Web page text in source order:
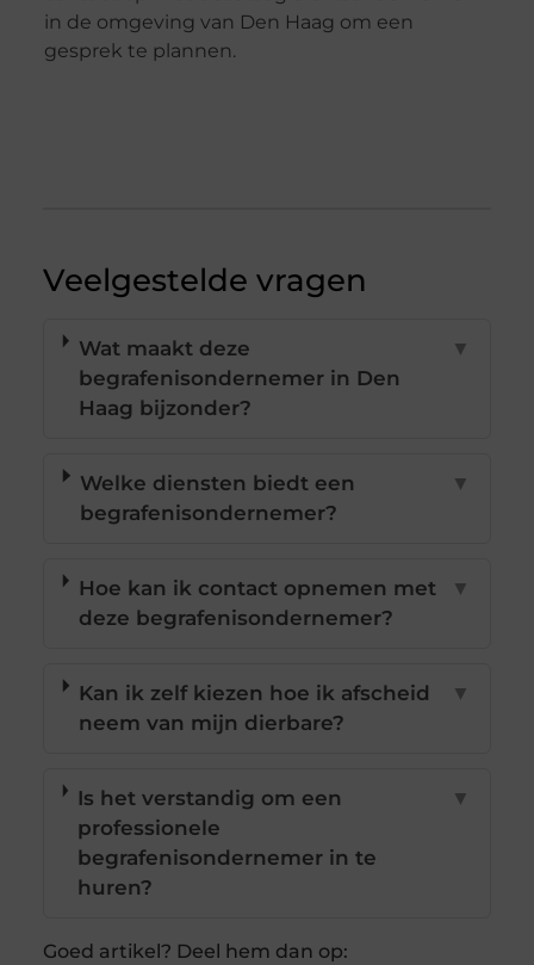
in de omgeving van Den Haag om een
gesprek te plannen.
Veelgestelde vragen
Wat maakt deze
begrafenisondernemer in Den
Haag bijzonder?
▼
Welke diensten biedt een
begrafenisondernemer?
▼
Hoe kan ik contact opnemen met
deze begrafenisondernemer?
▼
Kan ik zelf kiezen hoe ik afscheid
neem van mijn dierbare?
▼
Is het verstandig om een
professionele
begrafenisondernemer in te
huren?
▼
Goed artikel? Deel hem dan op: